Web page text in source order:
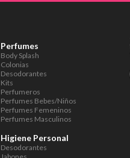
Perfumes
Body Splash
Colonias
Desodorantes
Kits
Perfumeros
Perfumes Bebes/Niños
Perfumes Femeninos
Perfumes Masculinos
Higiene Personal
Desodorantes